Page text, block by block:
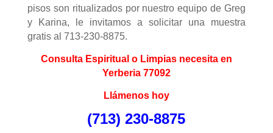
pisos son ritualizados por nuestro equipo de Greg
y Karina, le invitamos a solicitar una muestra
gratis al 713-230-8875.
Consulta Espiritual o Limpias necesita en
Yerberia 77092
Llámenos hoy
(713) 230-8875